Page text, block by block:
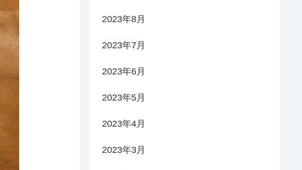
2023年8月
2023年7月
2023年6月
2023年5月
2023年4月
2023年3月